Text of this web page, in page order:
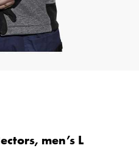
men’s L